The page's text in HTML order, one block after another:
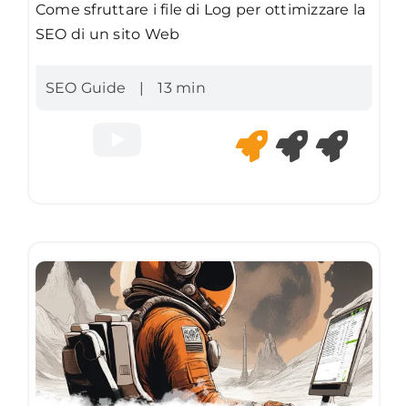
Come sfruttare i file di Log per ottimizzare la
SEO di un sito Web
SEO Guide 13 min